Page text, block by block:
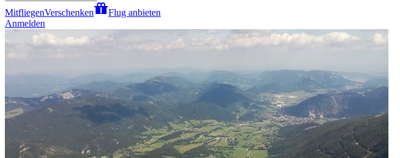
MitfliegenVerschenken
Flug anbieten
Anmelden